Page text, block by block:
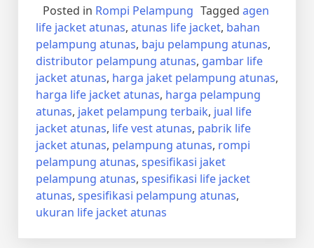
Posted in Rompi Pelampung Tagged agen
life jacket atunas, atunas life jacket, bahan
pelampung atunas, baju pelampung atunas,
distributor pelampung atunas, gambar life
jacket atunas, harga jaket pelampung atunas,
harga life jacket atunas, harga pelampung
atunas, jaket pelampung terbaik, jual life
jacket atunas, life vest atunas, pabrik life
jacket atunas, pelampung atunas, rompi
pelampung atunas, spesifikasi jaket
pelampung atunas, spesifikasi life jacket
atunas, spesifikasi pelampung atunas,
ukuran life jacket atunas